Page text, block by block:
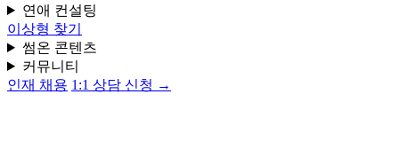
연애 컨설팅
이상형 찾기
썸온 콘텐츠
커뮤니티
인재 채용 1:1 상담 신청 →